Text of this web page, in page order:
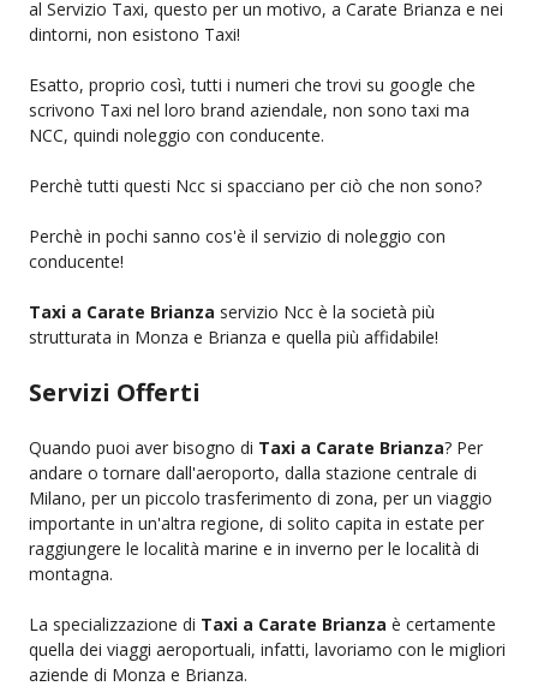
al Servizio Taxi, questo per un motivo, a Carate Brianza e nei
dintorni, non esistono Taxi!
Esatto, proprio così, tutti i numeri che trovi su google che
scrivono Taxi nel loro brand aziendale, non sono taxi ma
NCC, quindi noleggio con conducente.
Perchè tutti questi Ncc si spacciano per ciò che non sono?
Perchè in pochi sanno cos'è il servizio di noleggio con
conducente!
Taxi a Carate Brianza servizio Ncc è la società più
strutturata in Monza e Brianza e quella più affidabile!
Servizi Offerti
Quando puoi aver bisogno di Taxi a Carate Brianza? Per
andare o tornare dall'aeroporto, dalla stazione centrale di
Milano, per un piccolo trasferimento di zona, per un viaggio
importante in un'altra regione, di solito capita in estate per
raggiungere le località marine e in inverno per le località di
montagna.
La specializzazione di Taxi a Carate Brianza è certamente
quella dei viaggi aeroportuali, infatti, lavoriamo con le migliori
aziende di Monza e Brianza.